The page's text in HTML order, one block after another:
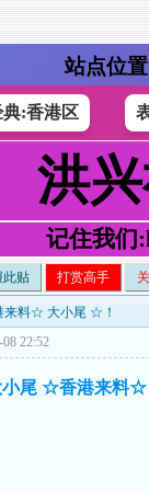
站点位
典:香港区
洪
记住我们
此贴 打赏高手
料☆ 大小尾 ☆！
22:52
小尾 ☆香港来